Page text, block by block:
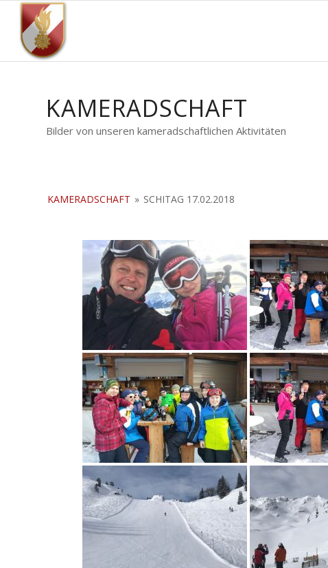
KAMERADSCHAFT
Bilder von unseren kameradschaftlichen Aktivitäten
KAMERADSCHAFT » SCHITAG 17.02.2018